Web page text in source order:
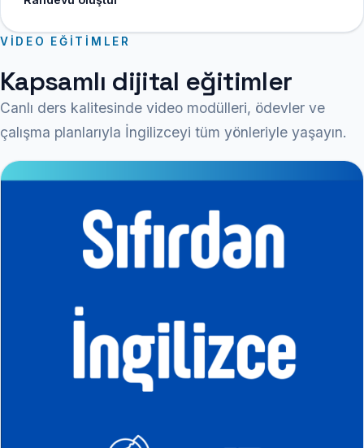
VIDEO EĞITIMLER
Kapsamlı dijital eğitimler
Canlı ders kalitesinde video modülleri, ödevler ve
çalışma planlarıyla İngilizceyi tüm yönleriyle yaşayın.